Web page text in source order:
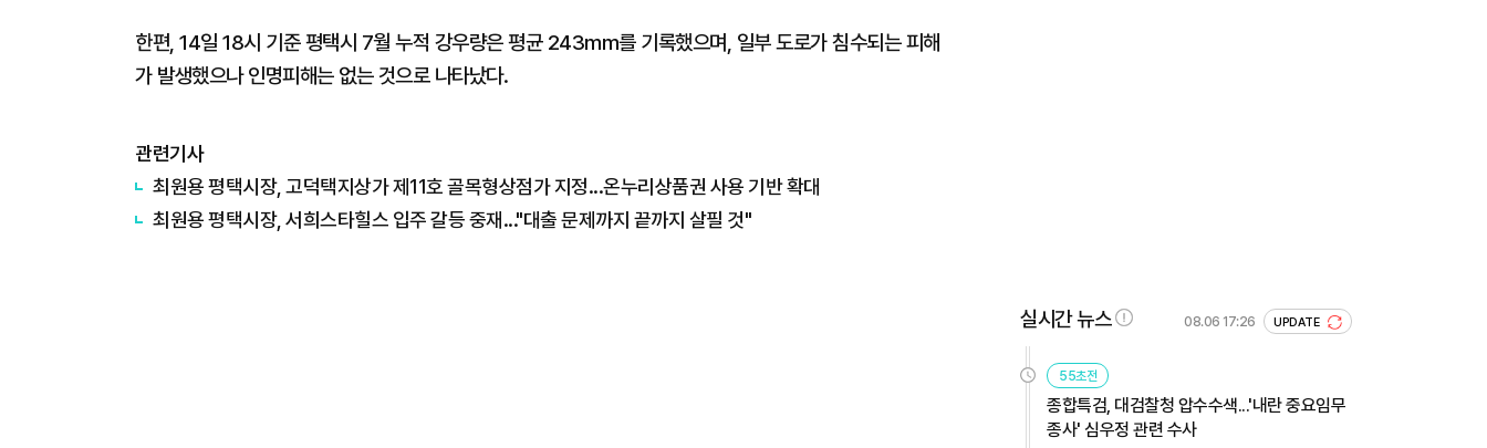
한편, 14일 18시 기준 평택시 7월 누적 강우량은 평균 243mm를 기록했으며, 일부 도로가 침수되는 피해
가 발생했으나 인명피해는 없는 것으로 나타났다.
관련기사
최원용 평택시장, 고덕택지상가 제11호 골목형상점가 지정...온누리상품권 사용 기반 확대
최원용 평택시장, 서희스타힐스 입주 갈등 중재..."대출 문제까지 끝까지 살필 것"
실시간 뉴스 08.06 17:26 UPDATE
55초전
종합특검, 대검찰청 압수수색...'내란 중요임무
종사' 심우정 관련 수사